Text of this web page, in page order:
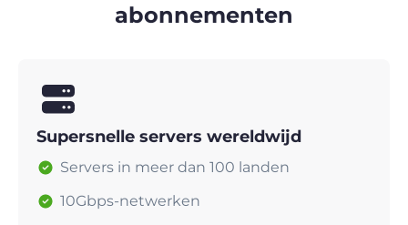
abonnementen
Supersnelle servers wereldwijd
Servers in meer dan 100 landen
10Gbps-netwerken